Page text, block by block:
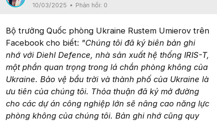
10/03/2025
Phản hồi: 0
Bộ trưởng Quốc phòng Ukraine Rustem Umierov trên
Facebook cho biết: "Chúng tôi đã ký biên bản ghi
nhớ với Diehl Defence, nhà sản xuất hệ thống IRIS-T,
một phần quan trọng trong lá chắn phòng không của
Ukraine. Bảo vệ bầu trời và thành phố của Ukraine là
ưu tiên của chúng tôi. Thỏa thuận đã ký mở đường
cho các dự án công nghiệp lớn sẽ nâng cao năng lực
phòng không của chúng tôi. Bản ghi nhớ cũng quy